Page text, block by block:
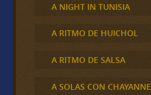
A NIGHT IN TUNISIA
A RITMO DE HUICHOL
A RITMO DE SALSA
A SOLAS CON CHAYANNE